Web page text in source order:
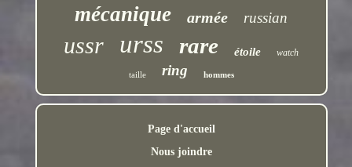
mécanique armée russian
ussr urss rare étoile watch
taille ring hommes
Page d'accueil
Nous joindre